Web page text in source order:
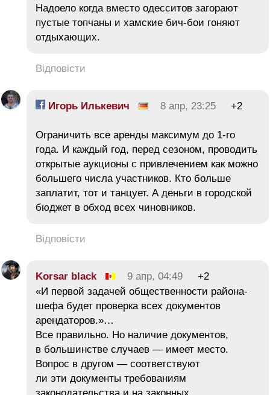
Надоело когда вместо одесситов загорают
пустые топчаны и хамские бич-бои гоняют
отдыхающих.
Відповісти
Игорь Илькевич 8 апр, 23:25 +2
Ограничить все аренды максимум до 1-го
года. И каждый год, перед сезоном, проводить
открытые аукционы с привлечением как можно
большего числа участников. Кто больше
заплатит, тот и танцует. А деньги в городской
бюджет в обход всех чиновников.
Відповісти
Korsar black 9 апр, 04:49
+2
«И первой задачей общественности района-
шефа будет проверка всех документов
арендаторов.»…
Все правильно. Но наличие документов,
в большинстве случаев — имеет место.
Вопрос в другом — соответствуют
ли эти документы требованиям
законодательства и на законных